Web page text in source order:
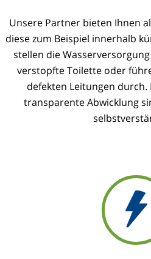
Unsere Partner bieten Ihnen
diese zum Beispiel innerhalb
stellen die
verstopfte Toilette oder
defekten Leitungen durch.
transparente Abwicklung